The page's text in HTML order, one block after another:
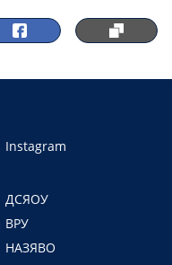
Instagram
ДСЯОУ
ВРУ
НАЗЯВО